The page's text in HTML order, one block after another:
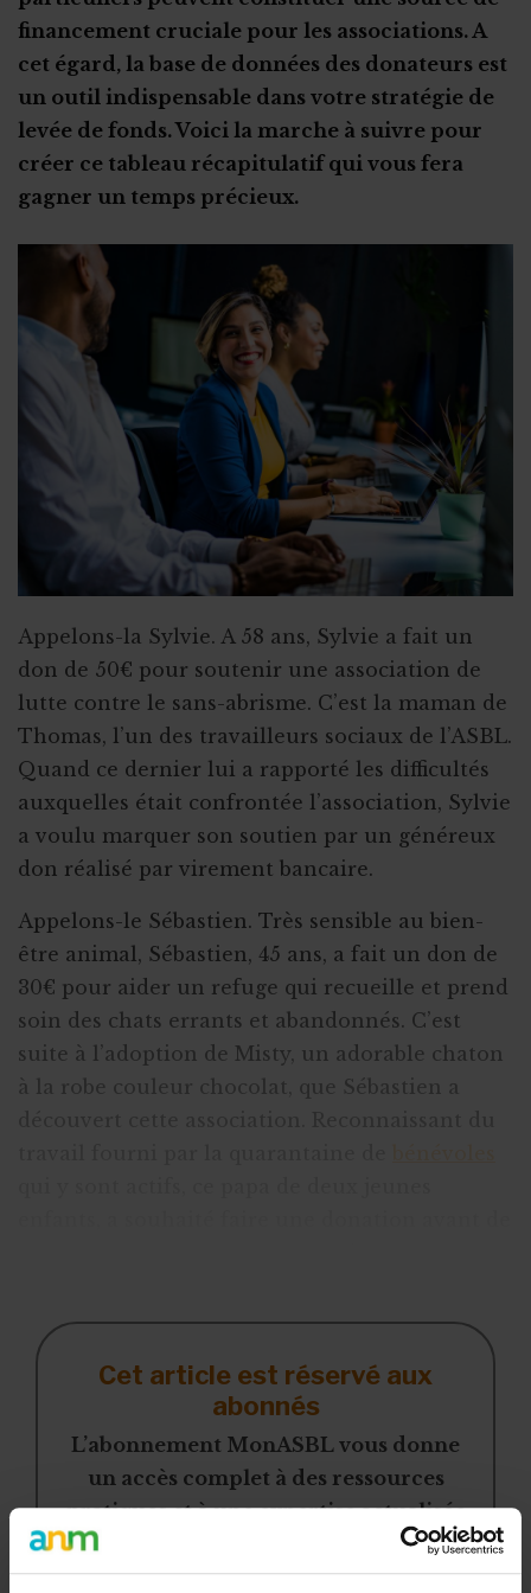
Tourisme
Vente aux enchères solidaire
2,5 millions d'euros de dons
Coffret cadeau autour de la bière
Crowdlending : 50 000€ en 1 minute
Iceland for animals
Faire de citoyens vos ambassadeurs
Associer l'ASBL à un projet personnel
Appel à obligations
Utiliser l'actu pour faire parler de vous
Triathlon solidaire
Concentration de motos et voitures
financement cruciale pour les associations. A
cet égard, la base de données des donateurs est
un outil indispensable dans votre stratégie de
levée de fonds. Voici la marche à suivre pour
créer ce tableau récapitulatif qui vous fera
gagner un temps précieux.
Appelons-la Sylvie. A 58 ans, Sylvie a fait un
don de 50€ pour soutenir une association de
lutte contre le sans-abrisme. C’est la maman de
Thomas, l’un des travailleurs sociaux de l’ASBL.
Quand ce dernier lui a rapporté les difficultés
auxquelles était confrontée l’association, Sylvie
a voulu marquer son soutien par un généreux
don réalisé par virement bancaire.
Appelons-le Sébastien. Très sensible au bien-
être animal, Sébastien, 45 ans, a fait un don de
30€ pour aider un refuge qui recueille et prend
soin des chats errants et abandonnés. C’est
suite à l’adoption de Misty, un adorable chaton
à la robe couleur chocolat, que Sébastien a
Cet article est réservé aux
abonnés
L’abonnement MonASBL vous donne
un accès complet à des ressources
pratiques et à une expertise actualisée
pour gérer efficacement votre ASBL.